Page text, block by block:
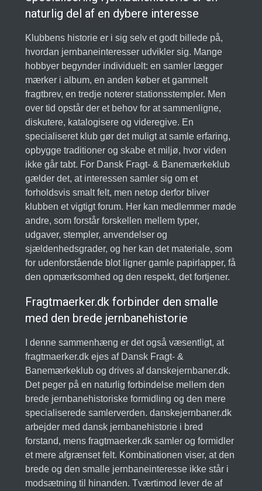
naturlig del af en dybere interesse
Klubbens historie er i sig selv et godt billede på,
hvordan jernbaneinteresser udvikler sig. Mange
hobbyer begynder individuelt: en samler lægger
mærker i album, en anden køber et gammelt
fragtbrev, en tredje noterer stationsstempler. Men
over tid opstår der et behov for at sammenligne,
diskutere, katalogisere og videregive. En
specialiseret klub gør det muligt at samle erfaring,
opbygge traditioner og skabe et miljø, hvor viden
ikke går tabt. For Dansk Fragt- & Banemærkeklub
gælder det, at interessen samler sig om et
forholdsvis smalt felt, men netop derfor bliver
klubben et vigtigt forum. Her kan medlemmer møde
andre, som forstår forskellen mellem typer,
udgaver, stempler, anvendelser og
sjældenhedsgrader, og her kan det materiale, som
for udenforstående blot ligner gamle papirlapper, få
den opmærksomhed og den respekt, det fortjener.
Fragtmaerker.dk forbinder den smalle
med den brede jernbanehistorie
I denne sammenhæng er det også væsentligt, at
fragtmaerker.dk ejes af Dansk Fragt- &
Banemærkeklub og drives af danskejernbaner.dk.
Det peger på en naturlig forbindelse mellem den
brede jernbanehistoriske formidling og den mere
specialiserede samlerverden. danskejernbaner.dk
arbejder med dansk jernbanehistorie i bred
forstand, mens fragtmaerker.dk samler og formidler
et mere afgrænset felt. Kombinationen viser, at den
brede og den smalle jernbaneinteresse ikke står i
modsætning til hinanden. Tværtimod lever de af